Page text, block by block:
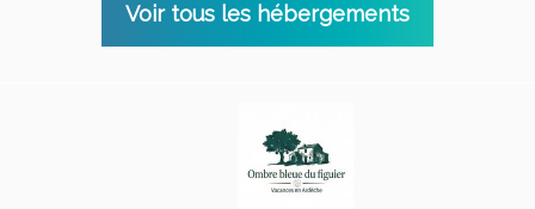
Voir tous les hébergements